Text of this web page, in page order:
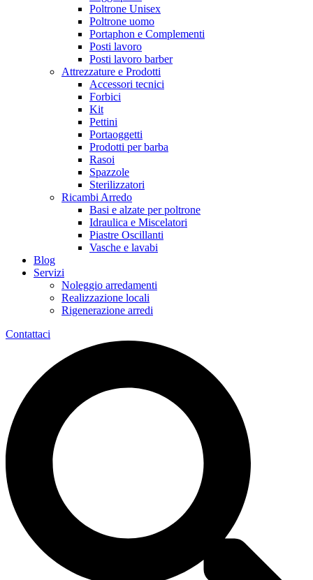
Poltrone Unisex
Poltrone uomo
Portaphon e Complementi
Posti lavoro
Posti lavoro barber
Attrezzature e Prodotti
Accessori tecnici
Forbici
Kit
Pettini
Portaoggetti
Prodotti per barba
Rasoi
Spazzole
Sterilizzatori
Ricambi Arredo
Basi e alzate per poltrone
Idraulica e Miscelatori
Piastre Oscillanti
Vasche e lavabi
Blog
Servizi
Noleggio arredamenti
Realizzazione locali
Rigenerazione arredi
Contattaci